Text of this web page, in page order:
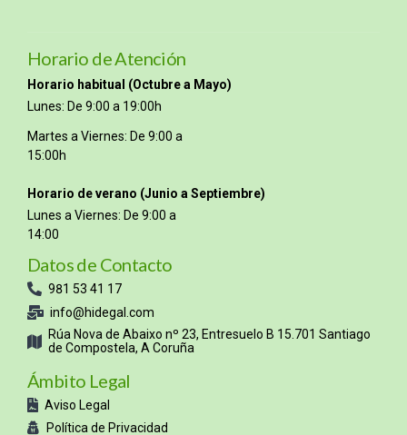
Horario de Atención
Horario habitual (Octubre a Mayo)
Lunes: De 9:00 a 19:00h
Martes a Viernes: De 9:00 a
15:00h
Horario de verano (Junio a Septiembre)
Lunes a Viernes: De 9:00 a
14:00
Datos de Contacto
981 53 41 17
info@hidegal.com
Rúa Nova de Abaixo nº 23, Entresuelo B 15.701 Santiago
de Compostela, A Coruña
Ámbito Legal
Aviso Legal
Política de Privacidad